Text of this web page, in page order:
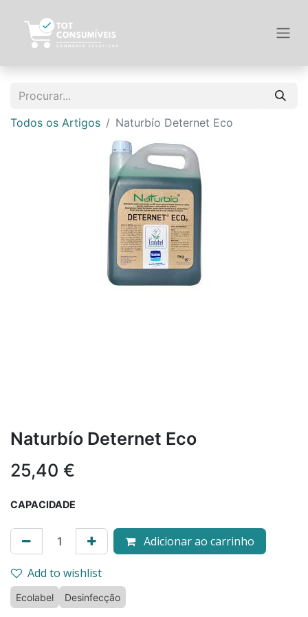
Todos os Artigos Naturbío Deternet Eco
Naturbío Deternet Eco
25,40 €
CAPACIDADE
Adicionar ao carrinho
Add to wishlist
Ecolabel Desinfecção